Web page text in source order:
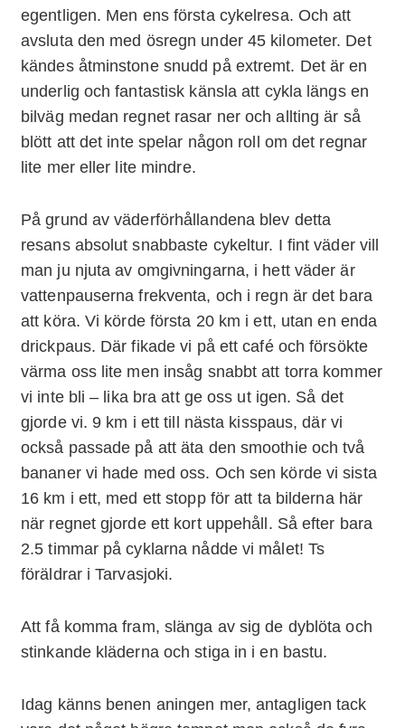
egentligen. Men ens första cykelresa. Och att
avsluta den med ösregn under 45 kilometer. Det
kändes åtminstone snudd på extremt. Det är en
underlig och fantastisk känsla att cykla längs en
bilväg medan regnet rasar ner och allting är så
blött att det inte spelar någon roll om det regnar
lite mer eller lite mindre.
På grund av väderförhållandena blev detta
resans absolut snabbaste cykeltur. I fint väder vill
man ju njuta av omgivningarna, i hett väder är
vattenpauserna frekventa, och i regn är det bara
att köra. Vi körde första 20 km i ett, utan en enda
drickpaus. Där fikade vi på ett café och försökte
värma oss lite men insåg snabbt att torra kommer
vi inte bli – lika bra att ge oss ut igen. Så det
gjorde vi. 9 km i ett till nästa kisspaus, där vi
också passade på att äta den smoothie och två
bananer vi hade med oss. Och sen körde vi sista
16 km i ett, med ett stopp för att ta bilderna här
när regnet gjorde ett kort uppehåll. Så efter bara
2.5 timmar på cyklarna nådde vi målet! Ts
föräldrar i Tarvasjoki.
Att få komma fram, slänga av sig de dyblöta och
stinkande kläderna och stiga in i en bastu.
Idag känns benen aningen mer, antagligen tack